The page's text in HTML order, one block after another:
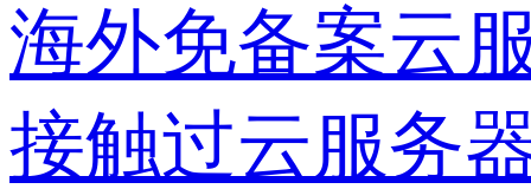
海外免备案云
接触过云服务